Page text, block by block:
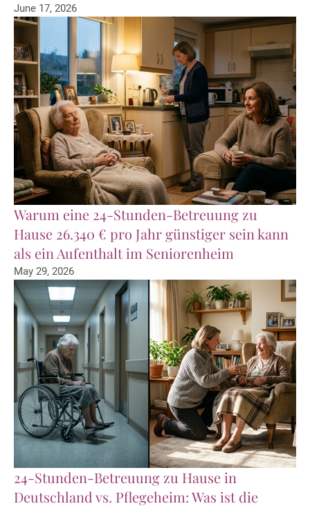
June 17, 2026
Warum eine 24-Stunden-Betreuung zu
Hause 26.340 € pro Jahr günstiger sein kann
als ein Aufenthalt im Seniorenheim
May 29, 2026
24-Stunden-Betreuung zu Hause in
Deutschland vs. Pflegeheim: Was ist die